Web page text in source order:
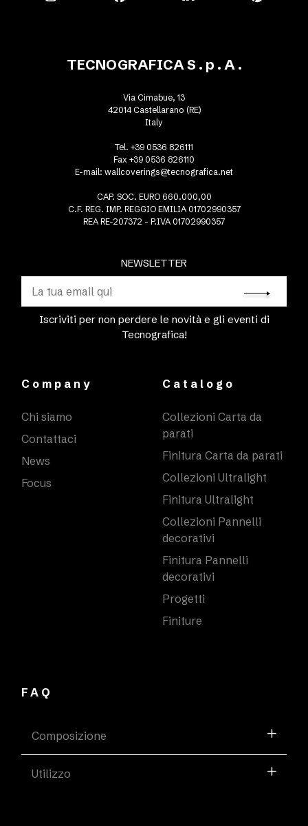
NEWSLETTER
Iscriviti per non perdere le novità e gli eventi di
Tecnografica!
TECNOGRAFICA S . p . A .
Via Cimabue, 13
42014 Castellarano (RE)
Italy
Tel. +39 0536 826111
Fax +39 0536 826110
E-mail: wallcoverings@tecnografica.net
CAP. SOC. EURO 660.000,00
C.F. REG. IMP. REGGIO EMILIA 01702990357
REA RE-207372 - P.IVA 01702990357
Company
Chi siamo
Contattaci
News
Focus
Catalogo
Collezioni Carta da
parati
Finitura Carta da parati
Collezioni Ultralight
Finitura Ultralight
Collezioni Pannelli
decorativi
Finitura Pannelli
decorativi
Progetti
Finiture
FAQ
Composizione
Utilizzo